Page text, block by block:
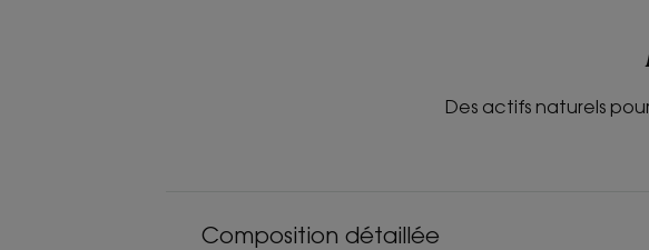
Des actifs naturels
Composition détaillée